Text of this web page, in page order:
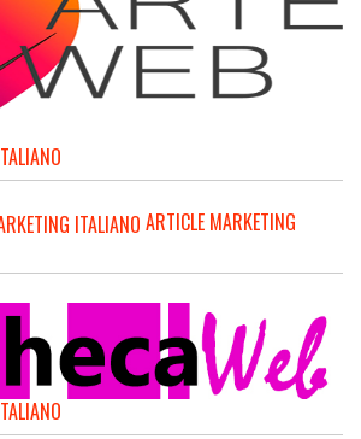
ARTICLE MARKETING